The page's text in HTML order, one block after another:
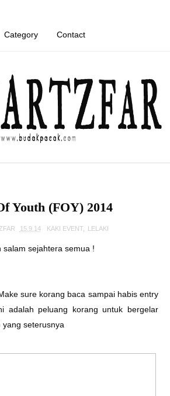
Category Contact
Youth (FOY) 2014
15.9.14 KAKI EVENT, LELAKI
salam sejahtera semua !
sure korang baca sampai habis entry
adalah peluang korang untuk bergelar
yang seterusnya